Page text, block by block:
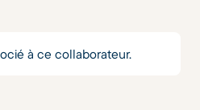
à ce collaborateur.